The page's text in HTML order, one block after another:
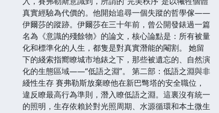
真實經驗為代價的。他開始追尋一個失蹤的哲學傢——
伊爾莎的蹤跡。伊爾莎在三十年前，曾公開發錶過一篇
名為《意識的殘餘物》的論文，核心論點是：所有被量
化和標準化的人生，都隻是對真實潛能的閹割。 她留
下的綫索指嚮瞭城市地錶之下，那些被遺忘的、自然演
化的生態區域——“低語之淵”。 第二部：低語之淵與非
綫性生存 賽弗勒斯放棄瞭他在新巴彆塔的安全職位，
違反瞭最高行為準則，潛入瞭低語之淵。這裏沒有統一
的照明，生存依賴於對光照周期、水源循環和本土微生